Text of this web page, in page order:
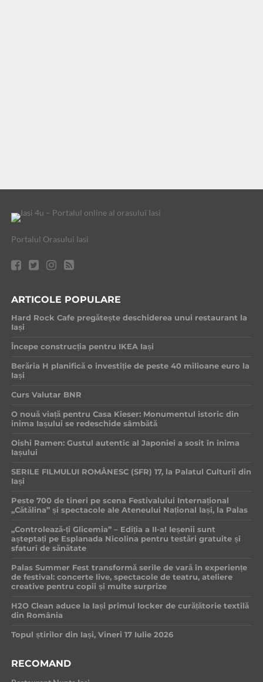
Portalul Orasului Iasi
ARTICOLE POPULARE
Hard Rock Cafe pregătește deschiderea unui restaurant la
Iași
Începe construcția pentru IKEA Iași
Berăria H planifică o investiție de peste 40 milioane euro la
Iași
Curs Valutar BNR
O nouă viață pentru Casa Kieser: Monumentul istoric din
inima Iașului se redeschide sâmbătă
Oishi Ramen: Gustul autentic al Japoniei a sosit în inima
Iașului
SERILE FILMULUI ROMÂNESC (SFR) 17, la Palatul Culturii din
Iași
Peste 700 de tineri pe scena Festivalului Internațional
„Cătălina” și spectacole ale Ateneului Național Iași, la Palas
„Controlează-ți Glicemia” – Ediția a II-a! Ieșenii sunt
așteptați pe Esplanada Nicolina pentru testări gratuite și
sfaturi de sănătate
Palas Summer Fest transformă serile de vară în experiențe
de festival: concerte live, spectacole de teatru, ateliere
creative pentru copii și multe surprize
H2O Clean aduce la Iași primul locker de curățătorie textilă
din România
Topul știrilor din Iași, Vineri 17 Iulie 2026
RECOMAND